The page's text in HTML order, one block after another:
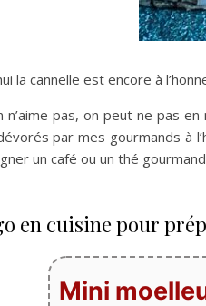
la cannelle est encore à
n’aime pas, on peut ne pas
par mes gourmands à
un café ou un thé
en cuisine pour
Mini